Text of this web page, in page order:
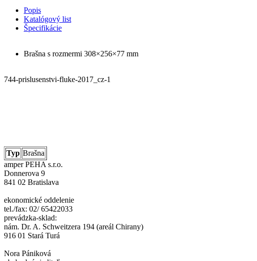
Popis
Katalógový list
Špecifikácie
Brašna s rozmermi 308×256×77 mm
744-prislusenstvi-fluke-2017_cz-1
Typ Brašna
amper PEHA s.r.o.
Donnerova 9
841 02 Bratislava
ekonomické oddelenie
tel./fax: 02/ 65422033
prevádzka-sklad:
nám. Dr. A. Schweitzera 194 (areál Chirany)
916 01 Stará Turá
Nora Pániková